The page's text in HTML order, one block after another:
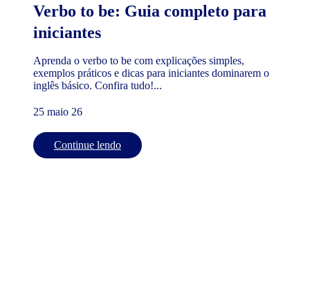
Verbo to be: Guia completo para
iniciantes
Aprenda o verbo to be com explicações simples,
exemplos práticos e dicas para iniciantes dominarem o
inglês básico. Confira tudo!...
25 maio 26
Continue lendo